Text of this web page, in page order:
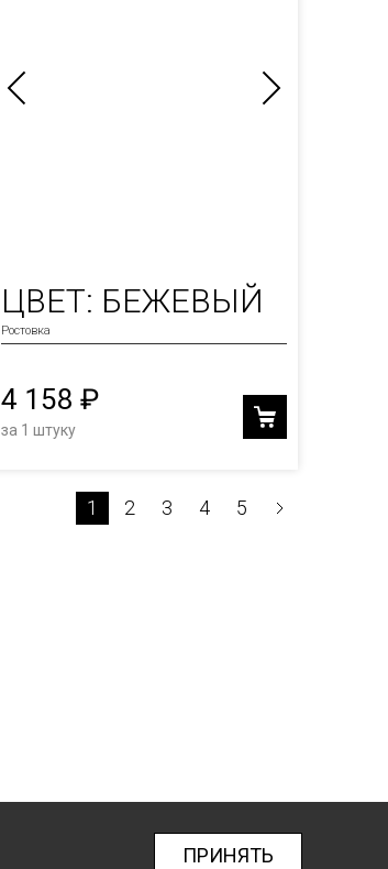
ЦВЕТ: БЕЖЕВЫЙ
Ростовка
4 158 ₽
за 1 штуку
1 2 3 4 5
ПРИНЯТЬ